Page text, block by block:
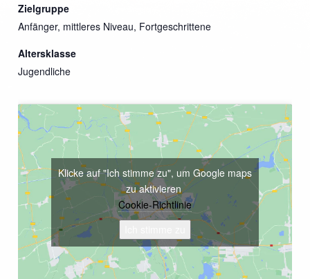
Zielgruppe
Anfänger, mittleres Niveau, Fortgeschrittene
Altersklasse
Jugendliche
Klicke auf "Ich stimme zu", um Google maps
zu aktivieren
Cookie-Richtlinie